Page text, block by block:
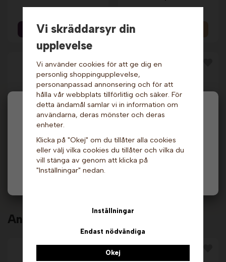
Hej och välkommen till Gottes!
moms) eller företag (exkl. moms) för hur våra priser
ska visas.
Privat
129 kr
Info & Köp
1 099 kr
Hallonlakritsströssel
- 1 kg. Lindahls
209 kr
Strössel -
Nötkrokant, 1 kg. Nic
Andra köpte även
Vi skräddarsyr din
upplevelse
Vi använder cookies för att ge dig en
personlig shoppingupplevelse,
personanpassad annonsering och för att
hålla vår webbplats tillförlitlig och säker. För
detta ändamål samlar vi in information om
användarna, deras mönster och deras
enheter.
Klicka på "Okej" om du tillåter alla cookies
eller välj vilka cookies du tillåter och vilka du
vill stänga av genom att klicka på
"Inställningar" nedan.
Inställningar
Endast nödvändiga
Okej